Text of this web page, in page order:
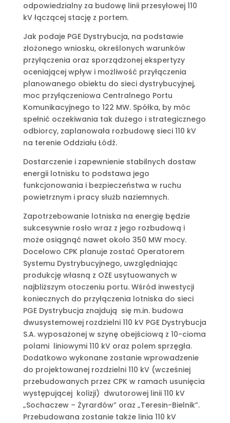
odpowiedzialny za budowę linii przesyłowej 110
kV łączącej stację z portem.
Jak podaje PGE Dystrybucja, na podstawie
złożonego wniosku, określonych warunków
przyłączenia oraz sporządzonej ekspertyzy
oceniającej wpływ i możliwość przyłączenia
planowanego obiektu do sieci dystrybucyjnej,
moc przyłączeniowa Centralnego Portu
Komunikacyjnego to 122 MW. Spółka, by móc
spełnić oczekiwania tak dużego i strategicznego
odbiorcy, zaplanowała rozbudowę sieci 110 kV
na terenie Oddziału Łódź.
Dostarczenie i zapewnienie stabilnych dostaw
energii lotnisku to podstawa jego
funkcjonowania i bezpieczeństwa w ruchu
powietrznym i pracy służb naziemnych.
Zapotrzebowanie lotniska na energię będzie
sukcesywnie rosło wraz z jego rozbudową i
może osiągnąć nawet około 350 MW mocy.
Docelowo CPK planuje zostać Operatorem
Systemu Dystrybucyjnego, uwzględniając
produkcję własną z OZE usytuowanych w
najbliższym otoczeniu portu. Wśród inwestycji
koniecznych do przyłączenia lotniska do sieci
PGE Dystrybucja znajdują się m.in. budowa
dwusystemowej rozdzielni 110 kV PGE Dystrybucja
S.A. wyposażonej w szynę obejściową z 10-cioma
polami liniowymi 110 kV oraz polem sprzęgła.
Dodatkowo wykonane zostanie wprowadzenie
do projektowanej rozdzielni 110 kV (wcześniej
przebudowanych przez CPK w ramach usunięcia
występującej kolizji) dwutorowej linii 110 kV
„Sochaczew – Żyrardów” oraz „Teresin-Bielnik”.
Przebudowana zostanie także linia 110 kV